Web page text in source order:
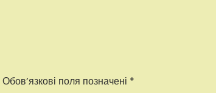
Обов’язкові поля позначені *